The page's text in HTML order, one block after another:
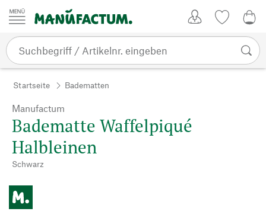
Zum Inhalt springen
Startseite Badematten
Manufactum
Badematte Waffelpiqué
Halbleinen
Schwarz